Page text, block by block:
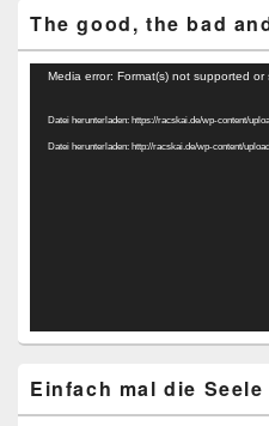
The good, the bad
Video-
Media error: Format(s) not supported or
Datei herunterladen: https://racskai.de/wp-content/
Datei herunterladen: http://racskai.de/wp-content/
Einfach mal die